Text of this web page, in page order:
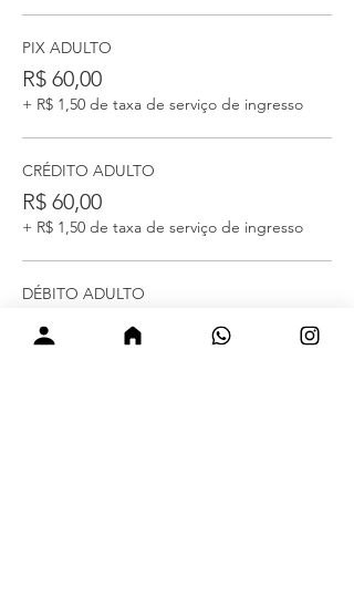
PIX ADULTO
R$ 60,00
+ R$ 1,50 de taxa de serviço de ingresso
CRÉDITO ADULTO
R$ 60,00
+ R$ 1,50 de taxa de serviço de ingresso
DÉBITO ADULTO
R$ 60,00
+ R$ 1,50 de taxa de serviço de ingresso